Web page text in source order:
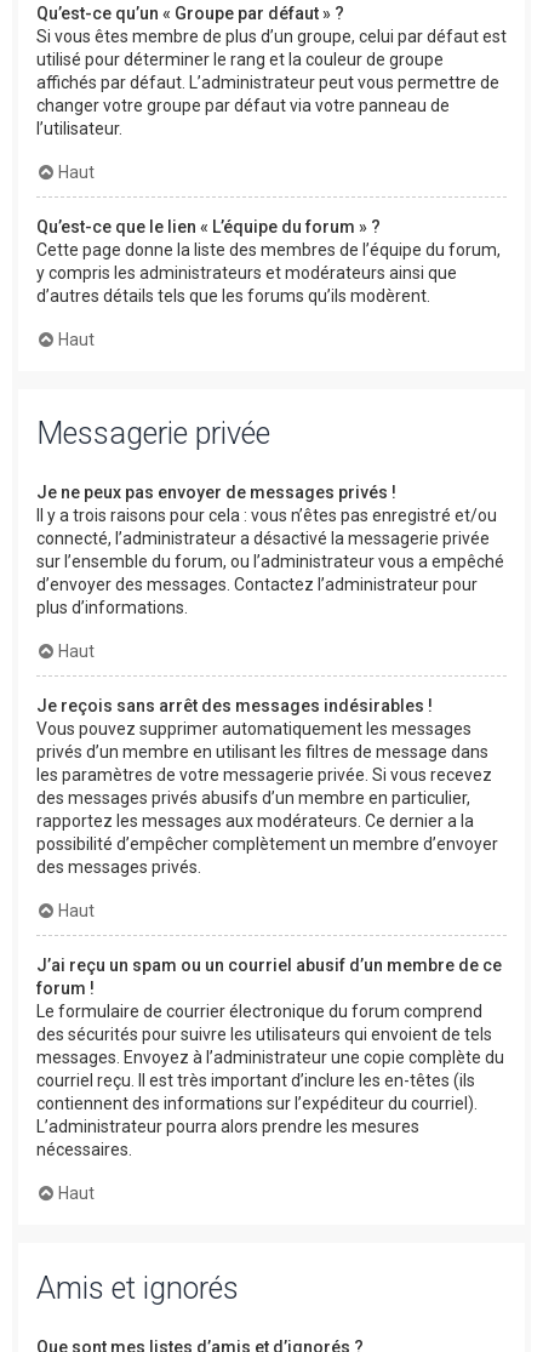
Qu’est-ce qu’un « Groupe par défaut » ?
Si vous êtes membre de plus d’un groupe, celui par défaut est
utilisé pour déterminer le rang et la couleur de groupe
affichés par défaut. L’administrateur peut vous permettre de
changer votre groupe par défaut via votre panneau de
l’utilisateur.
Haut
Qu’est-ce que le lien « L’équipe du forum » ?
Cette page donne la liste des membres de l’équipe du forum,
y compris les administrateurs et modérateurs ainsi que
d’autres détails tels que les forums qu’ils modèrent.
Haut
Messagerie privée
Je ne peux pas envoyer de messages privés !
Il y a trois raisons pour cela : vous n’êtes pas enregistré et/ou
connecté, l’administrateur a désactivé la messagerie privée
sur l’ensemble du forum, ou l’administrateur vous a empêché
d’envoyer des messages. Contactez l’administrateur pour
plus d’informations.
Haut
Je reçois sans arrêt des messages indésirables !
Vous pouvez supprimer automatiquement les messages
privés d’un membre en utilisant les filtres de message dans
les paramètres de votre messagerie privée. Si vous recevez
des messages privés abusifs d’un membre en particulier,
rapportez les messages aux modérateurs. Ce dernier a la
possibilité d’empêcher complètement un membre d’envoyer
des messages privés.
Haut
J’ai reçu un spam ou un courriel abusif d’un membre de ce
forum !
Le formulaire de courrier électronique du forum comprend
des sécurités pour suivre les utilisateurs qui envoient de tels
messages. Envoyez à l’administrateur une copie complète du
courriel reçu. Il est très important d’inclure les en-têtes (ils
contiennent des informations sur l’expéditeur du courriel).
L’administrateur pourra alors prendre les mesures
nécessaires.
Haut
Amis et ignorés
Que sont mes listes d’amis et d’ignorés ?